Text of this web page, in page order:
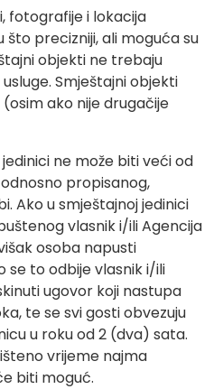
fotografije i lokacija
što precizniji, ali moguća su
objekti ne trebaju
Smještajni objekti
ako nije drugačije
ne može biti veći od
propisanog,
Ako u smještajnoj jedinici
vlasnik i/ili Agencija
osoba napusti
se to odbije vlasnik i/ili
ugovor koji nastupa
te se svi gosti obvezuju
u roku od 2 (dva) sata.
vrijeme najma
biti moguć.